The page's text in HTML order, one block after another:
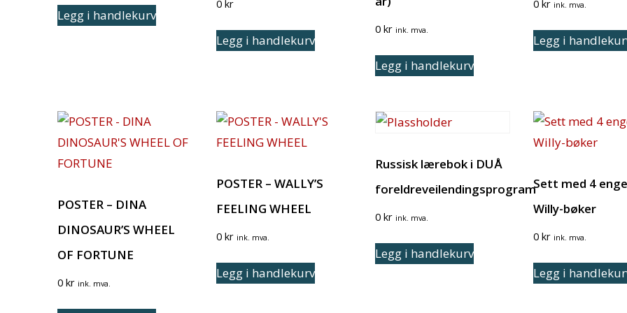
Legg i handlekurv
0 kr
Legg i handlekurv
0 kr ink. mva.
Legg i handlekurv
0kr ink. mva.
Legg i
POSTER – DINA
DINOSAUR’S WHEEL
OF FORTUNE
0 kr ink. mva.
POSTER – WALLY’S
FEELING WHEEL
0 kr ink. mva.
Legg i handlekurv
Russisk lærebok i DUÅ
foreldreveilendingsprogram
0 kr ink. mva.
Legg i handlekurv
Sett med 4
Willy-bøker
0kr ink. mva.
Legg i